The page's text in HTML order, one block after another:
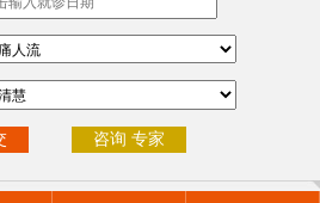
咨询 专家